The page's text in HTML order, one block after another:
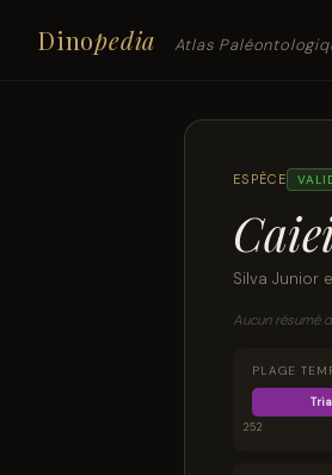
Dinopedia Atlas
ESPÈCE
Silva Junior
Aucun résumé
PLAGE
252